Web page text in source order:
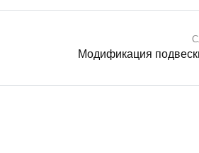
Модификация